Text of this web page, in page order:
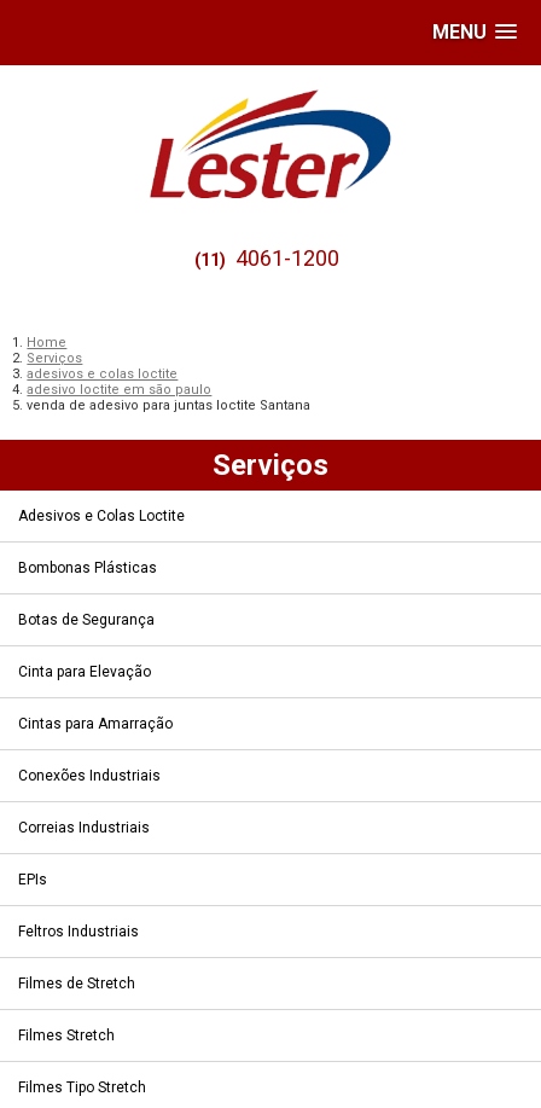
MENU
(11) 4061-1200
Home
Serviços
adesivos e colas loctite
adesivo loctite em são paulo
venda de adesivo para juntas loctite Santana
Serviços
Adesivos e Colas Loctite
Bombonas Plásticas
Botas de Segurança
Cinta para Elevação
Cintas para Amarração
Conexões Industriais
Correias Industriais
EPIs
Feltros Industriais
Filmes de Stretch
Filmes Stretch
Filmes Tipo Stretch